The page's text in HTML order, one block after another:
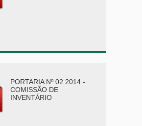
PORTARIA Nº 02 2014 -
COMISSÃO DE
INVENTÁRIO